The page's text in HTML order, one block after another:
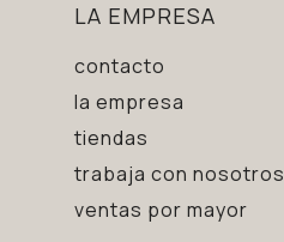
LA EMPRESA
contacto
la empresa
tiendas
trabaja con nosotros
ventas por mayor